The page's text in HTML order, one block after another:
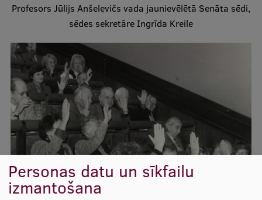
Profesionālās pilnveides kursi
Pedagoģiskās izaugsmes centrs
Kvalifikācijas atbilstības pārbaude
Pētniecība
Zinātniskie institūti un laboratorijas
Profesors Jūlijs Anšelevičs vada jaunievēlētā Senāta sēdi,
sēdes sekretāre Ingrīda Kreile
Personas datu un sīkfailu
izmantošana